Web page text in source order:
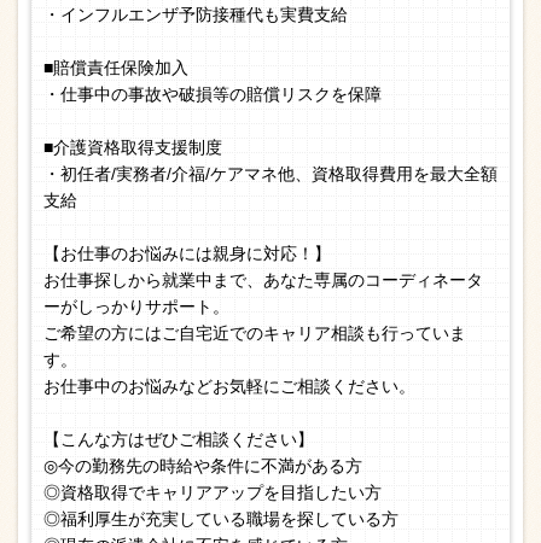
・インフルエンザ予防接種代も実費支給
■賠償責任保険加入
・仕事中の事故や破損等の賠償リスクを保障
■介護資格取得支援制度
・初任者/実務者/介福/ケアマネ他、資格取得費用を最大全額
支給
【お仕事のお悩みには親身に対応！】
お仕事探しから就業中まで、あなた専属のコーディネータ
ーがしっかりサポート。
ご希望の方にはご自宅近でのキャリア相談も行っていま
す。
お仕事中のお悩みなどお気軽にご相談ください。
【こんな方はぜひご相談ください】
◎今の勤務先の時給や条件に不満がある方
◎資格取得でキャリアアップを目指したい方
◎福利厚生が充実している職場を探している方